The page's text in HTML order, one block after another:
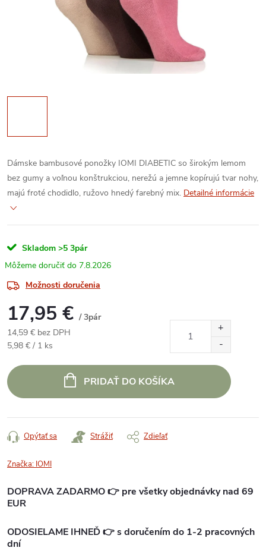
Dámske bambusové ponožky IOMI DIABETIC so širokým lemom
bez gumy a voľnou konštrukciou, nerežú a jemne kopírujú tvar nohy,
majú froté chodidlo, ružovo hnedý farebný mix. Detailné informácie
Skladom >5 3pár
7.8.2026
Možnosti doručenia
17,95 € / 3pár
14,59 € bez DPH
Jednotková
5,98 € / 1 ks
PRIDAŤ DO KOŠÍKA
Opýtať sa Strážiť Zdieľať
Značka: IOMI
DOPRAVA ZADARMO 👉 pre všetky objednávky nad 69
EUR
ODOSIELAME IHNEĎ 👉 s doručením do 1-2 pracovných
dní